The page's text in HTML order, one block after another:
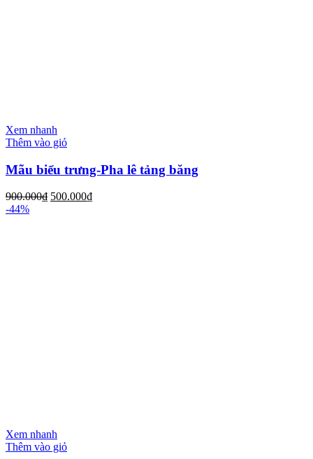
Xem nhanh
Thêm vào giỏ
Mãu biểu trưng-Pha lê tảng băng
900.000₫ 500.000₫
-44%
Xem nhanh
Thêm vào giỏ